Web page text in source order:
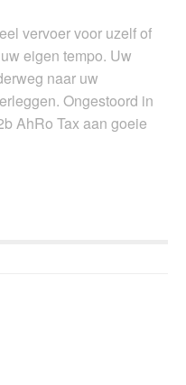
vervoer voor uzelf of
eigen tempo. Uw
naar uw
Ongestoord in
AhRo Tax aan goeie